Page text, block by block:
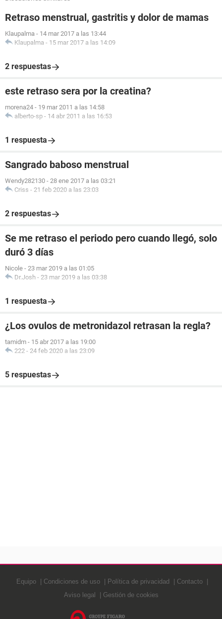
Retraso menstrual, gastritis y dolor de mamas
Klaupalma - 14 mar 2017 a las 13:44
Klaupalma - 15 mar 2017 a las 14:09
2 respuestas
este retraso sera por la creatina?
morena24 - 19 mar 2011 a las 14:58
alberto-sp - 14 abr 2011 a las 16:53
1 respuesta
Sangrado baboso menstrual
Wendy282130 - 28 ene 2017 a las 03:21
Criss - 21 feb 2020 a las 23:03
2 respuestas
Se me retraso el periodo pero cuando llegó, solo
duró 3 días
Nicole - 23 mar 2019 a las 01:05
Dr.Josh - 23 mar 2019 a las 03:38
1 respuesta
¿Los ovulos de metronidazol retrasan la regla?
tamidm - 15 abr 2017 a las 19:00
222 - 24 feb 2020 a las 23:09
5 respuestas
Equipo Condiciones de uso Política de privacidad
Contacto
Aviso legal
Gestión de cookies